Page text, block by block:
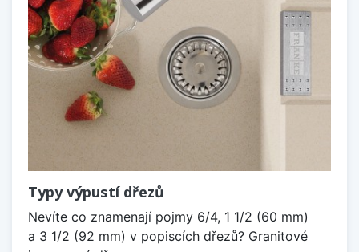
Typy výpustí dřezů
Nevíte co znamenají pojmy 6/4, 1 1/2 (60 mm)
a 3 1/2 (92 mm) v popiscích dřezů? Granitové